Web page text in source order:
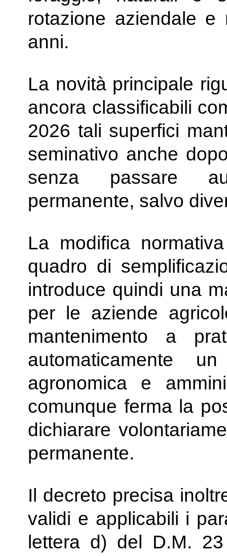
rotazione aziendale
anni.
La novità principale
ancora classificabili
2026 tali superfici
seminativo anche
senza passare
permanente, salvo
La modifica
quadro di
introduce quindi una
per le aziende
mantenimento a
automaticamente
agronomica e
comunque ferma la
dichiarare
permanente.
Il decreto precisa
validi e applicabili i
lettera d) del D.M.